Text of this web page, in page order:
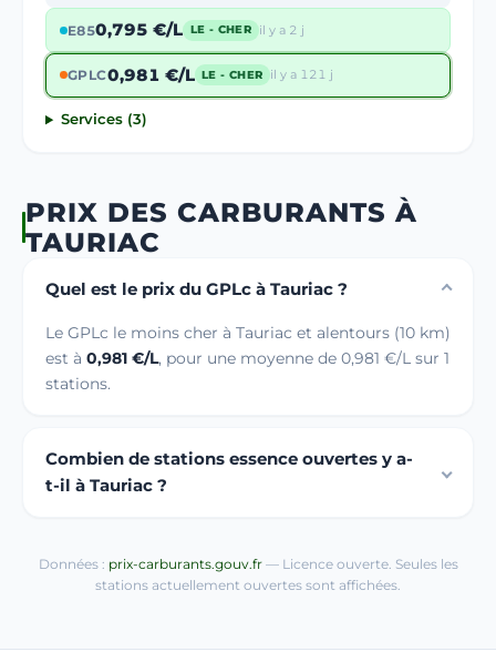
E850,795 €/L LE - CHER il y a 2 j
GPLC0,981 €/L LE - CHER il y a 121 j
Services (3)
PRIX DES CARBURANTS À
TAURIAC
Quel est le prix du GPLc à Tauriac ?
Le GPLc le moins cher à Tauriac et alentours (10 km)
est à 0,981 €/L, pour une moyenne de 0,981 €/L sur 1
stations.
Combien de stations essence ouvertes y a-
t-il à Tauriac ?
Données : prix-carburants.gouv.fr— Licence ouverte. Seules les
stations actuellement ouvertes sont affichées.